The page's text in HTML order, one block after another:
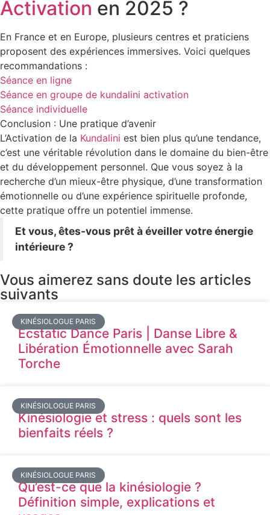
Activation en 2025 ?
En France et en Europe, plusieurs centres et praticiens
proposent des expériences immersives. Voici quelques
recommandations :
Séance en ligne
Séance en groupe de kundalini activation
Séance individuelle
Conclusion : Une pratique d’avenir
L’Activation de la Kundalini est bien plus qu’une tendance,
c’est une véritable révolution dans le domaine du bien-être
et du développement personnel. Que vous soyez à la
recherche d’un mieux-être physique, d’une transformation
émotionnelle ou d’une expérience spirituelle profonde,
cette pratique offre un potentiel immense.
Et vous, êtes-vous prêt à éveiller votre énergie
intérieure ?
Vous aimerez sans doute les articles
suivants
KINÉSIOLOGUE PARIS
Ecstatic Dance Paris | Danse Libre &
Libération Émotionnelle avec Sarah
Torche
KINÉSIOLOGUE PARIS
Kinésiologie et stress : quels sont les
bienfaits réels ?
KINÉSIOLOGUE PARIS
Qu’est-ce que la kinésiologie ?
Définition simple, explications et